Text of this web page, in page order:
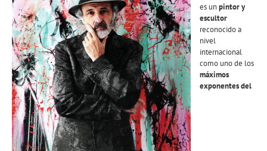
es unpintor y
escultor
reconocido a
nivel
internacional
como uno de los
máximos
exponentes del